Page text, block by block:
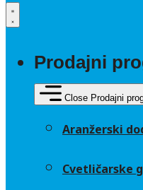
Prodajni
Close Prodajni
Aranžerski
Cvetličarske